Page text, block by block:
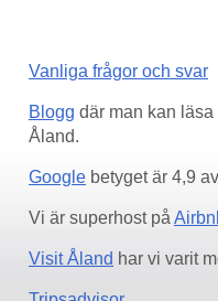
Vanliga frågor och svar
Blogg där man kan
Åland.
Google betyget är 4,9
Vi är superhost på
Visit Åland har vi varit